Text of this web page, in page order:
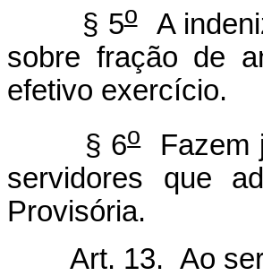
§ 5oA
sobre fração de
efetivo exercício.
§ 6oFazem
servidores que
Provisória.
Art. 13. Ao